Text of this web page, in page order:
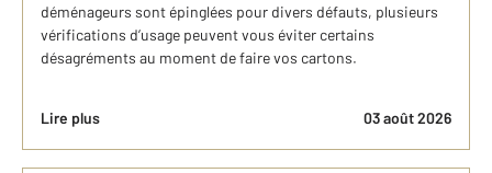
déménageurs sont épinglées pour divers défauts, plusieurs
vérifications d’usage peuvent vous éviter certains
désagréments au moment de faire vos cartons.
Lire plus 03 août 2026